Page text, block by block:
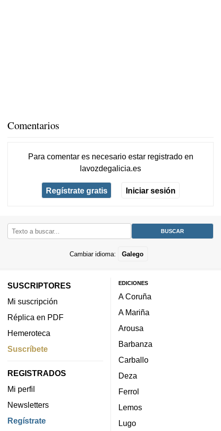
Comentarios
Para comentar es necesario estar registradoen
lavozdegalicia.es
Regístrate gratis Iniciar sesión
Cambiar idioma: Galego
SUSCRIPTORES
Mi suscripción
Réplica en PDF
Hemeroteca
Suscríbete
REGISTRADOS
Mi perfil
Newsletters
Regístrate
EDICIONES
A Coruña
A Mariña
Arousa
Barbanza
Carballo
Deza
Ferrol
Lemos
Lugo